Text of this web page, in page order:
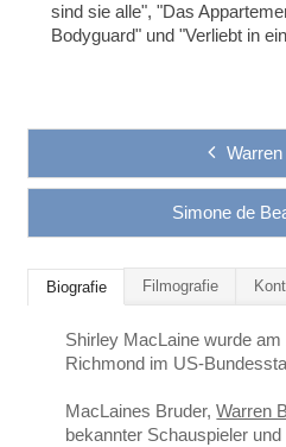
sind sie alle", "Das
Bodyguard" und "Verliebt in
Simone de
Biografie Filmografie
Shirley MacLaine wurde am
Richmond im US-
MacLaines Bruder,Warren
bekannter Schauspieler